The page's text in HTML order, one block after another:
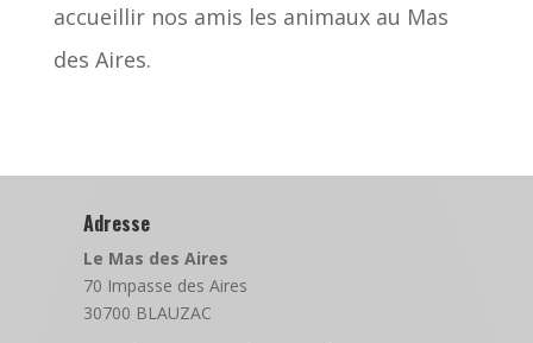
accueillir nos amis les animaux au Mas
des Aires.
Adresse
Le Mas des Aires
70 Impasse des Aires
30700 BLAUZAC